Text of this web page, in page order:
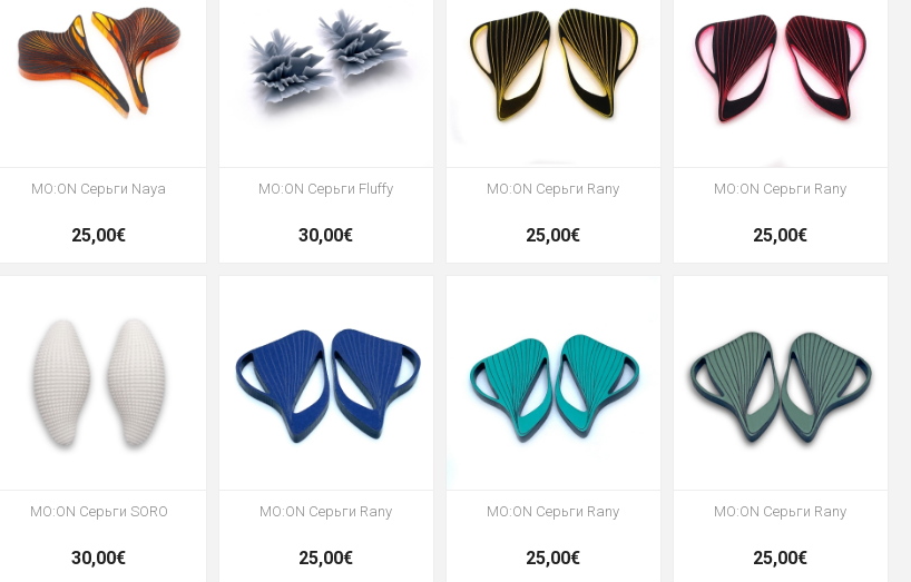
MO:ON Серьги Naya
25,00€
MO:ON Серьги Fluffy
30,00€
MO:ON Серьги Rany
25,00€
MO:ON Серьги Rany
25,00€
MO:ON Серьги SORO
30,00€
MO:ON Серьги Rany
25,00€
MO:ON Серьги Rany
25,00€
MO:ON Серьги Rany
25,00€